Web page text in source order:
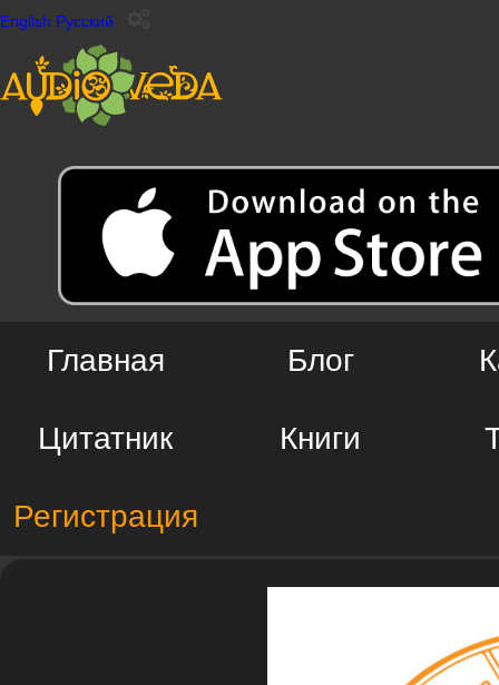
English Русский
Главная Блог
Цитатник Книги
Регистрация